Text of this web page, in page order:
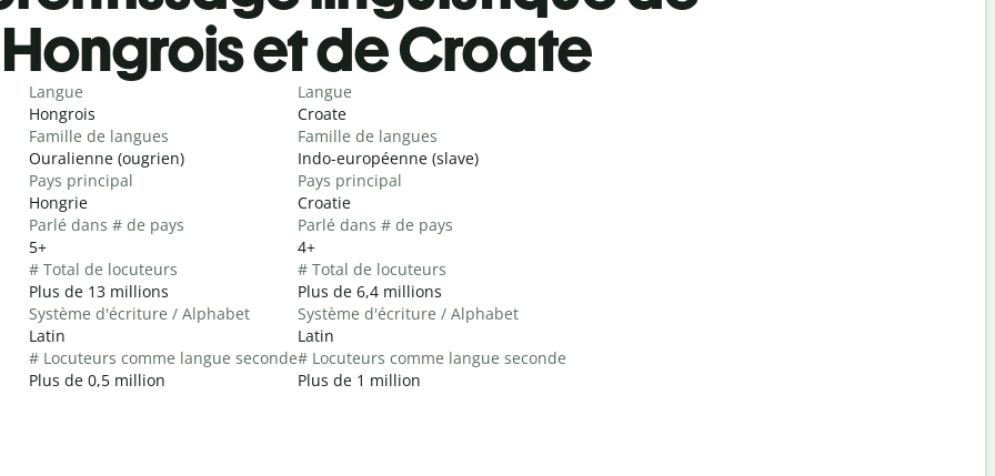
Hongrois et de Croate
Langue
Hongrois
Famille de langues
Ouralienne (ougrien)
Pays principal
Hongrie
Parlé dans # de pays
5+
# Total de locuteurs
Plus de 13 millions
Système d'écriture / Alphabet
Latin
# Locuteurs comme langue seconde
Plus de 0,5 million
Langue
Croate
Famille de langues
Indo-européenne (slave)
Pays principal
Croatie
Parlé dans # de pays
4+
# Total de locuteurs
Plus de 6,4 millions
Système d'écriture / Alphabet
Latin
# Locuteurs comme langue seconde
Plus de 1 million